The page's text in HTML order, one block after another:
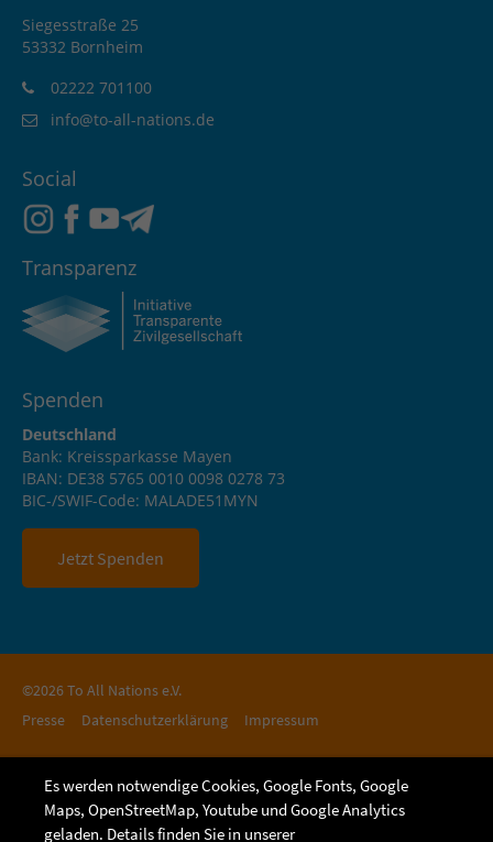
Siegesstraße 25
53332 Bornheim
02222 701100
info@to-all-nations.de
Social
Transparenz
Spenden
Deutschland
Bank: Kreissparkasse Mayen
IBAN: DE38 5765 0010 0098 0278 73
BIC-/SWIF-Code: MALADE51MYN
Jetzt Spenden
©2026 To All Nations e.V.
Presse
Datenschutzerklärung Impressum
Es werden notwendige Cookies, Google Fonts, Google
Maps, OpenStreetMap, Youtube und Google Analytics
geladen. Details finden Sie in unserer